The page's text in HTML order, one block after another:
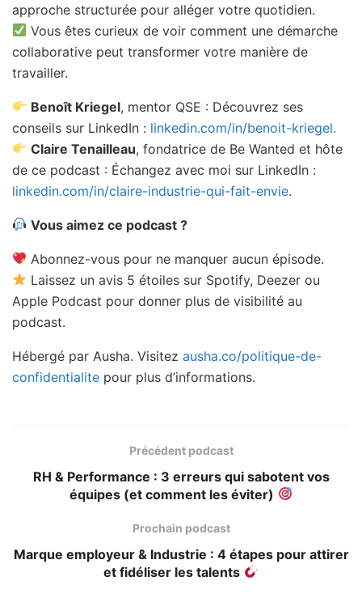
approche structurée pour alléger votre quotidien.
Vous êtes curieux de voir comment une démarche
collaborative peut transformer votre manière de
travailler.
Benoît Kriegel, mentor QSE : Découvrez ses
conseils sur LinkedIn : linkedin.com/in/benoit-kriegel.
Claire Tenailleau, fondatrice de Be Wanted et hôte
de ce podcast : Échangez avec moi sur LinkedIn :
linkedin.com/in/claire-industrie-qui-fait-envie.
Vous aimez ce podcast ?
Abonnez-vous pour ne manquer aucun épisode.
Laissez un avis 5 étoiles sur Spotify, Deezer ou
Apple Podcast pour donner plus de visibilité au
podcast.
Hébergé par Ausha. Visitez ausha.co/politique-de-
confidentialite pour plus d’informations.
Précédent podcast
RH & Performance : 3 erreurs qui sabotent vos
équipes (et comment les éviter)
Prochain podcast
Marque employeur & Industrie : 4 étapes pour attirer
et fidéliser les talents